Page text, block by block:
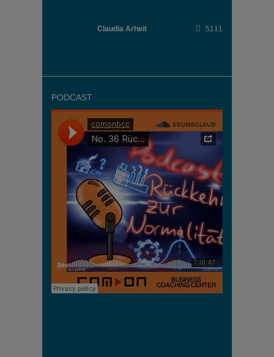
Claudia Arheit 5111
PODCAST